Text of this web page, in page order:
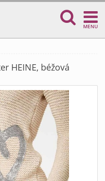
MENU
HEINE, béžová